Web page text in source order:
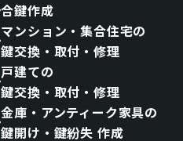
合鍵作成
マンション・集合住宅の
鍵交換・取付・修理
戸建ての
鍵交換・取付・修理
金庫・アンティーク家具の
鍵開け・鍵紛失 作成